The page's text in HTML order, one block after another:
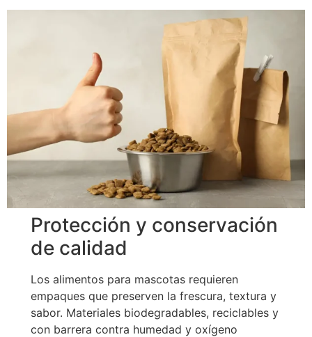
Protección y conservación
de calidad
Los alimentos para mascotas requieren
empaques que preserven la frescura, textura y
sabor. Materiales biodegradables, reciclables y
con barrera contra humedad y oxígeno